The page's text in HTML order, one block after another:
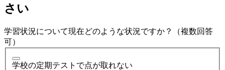
さい
学習状況について現在どのような状況ですか？（複数回答
可）
学校の定期テストで点が取れない